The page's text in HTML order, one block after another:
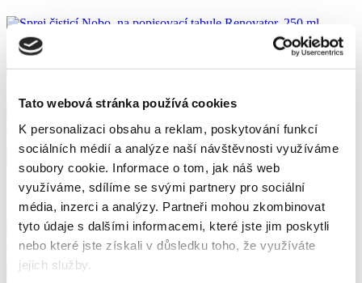
Tato webová stránka používá cookies
K personalizaci obsahu a reklam, poskytování funkcí
sociálních médií a analýze naší návštěvnosti využíváme
soubory cookie. Informace o tom, jak náš web
využíváme, sdílíme se svými partnery pro sociální
média, inzerci a analýzy. Partneři mohou zkombinovat
tyto údaje s dalšími informacemi, které jste jim poskytli
nebo které jste získali v důsledku toho, že využíváte
jejich služby.
Sprej čisticí Nobo, na popisovací tabule Renovator, 250 ml
329 Kč
Koupit
Sprej čisticí na bílé tabule Kores, 250 ml
79 Kč
Koupit
Skladem
Stěrka na popisovací tabule Nobo, magnetická, bílá
308,55 Kč vč. DPH
Koupit